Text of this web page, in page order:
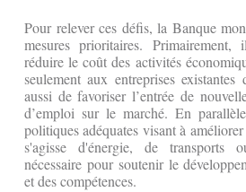
Pour relever ces défis, la Banque
mesures prioritaires.
réduire le coût des activités
seulement aux entreprises
aussi de favoriser l’entrée de
d’emploi sur le marché. En
politiques adéquates visant à
s'agisse d'énergie, de transports
nécessaire pour soutenir le
et des compétences.